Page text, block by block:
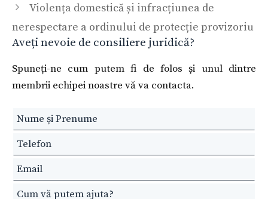
Violența domestică și infracțiunea de
nerespectare a ordinului de protecție provizoriu
Aveți nevoie de consiliere juridică?
Spuneți-ne cum putem fi de folos și unul dintre
membrii echipei noastre vă va contacta.
Leave
this
field
blank